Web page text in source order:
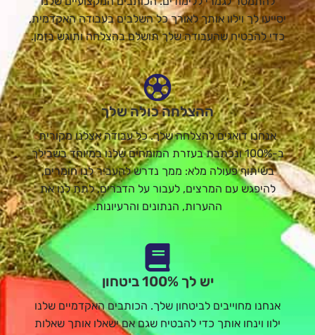
יסייעו לך וילוו אותך לאורך כל השלבים בעבודה האקדמית,
כדי להבטיח שהעבודה שלך תושלם בהצלחה ותוגש בזמן.
ההצלחה כולה שלך
אנחנו דואגים להצלחה שלך. כל עבודה אצלנו מקורית
ב-100% ונכתבת בעזרת המומחים שלנו במיוחד בשבילך
בשיתוף פעולה מלא: ממך נדרש להעביר לנו חומרים,
להיפגש עם המרצים, לעבור על הדברים, לתת לנו את
ההערות, הנתונים והרעיונות.
יש לך 100% ביטחון
אנחנו מחוייבים לביטחון שלך. הכותבים האקדמיים שלנו
ילוו וינחו אותך כדי להבטיח שגם אם ישאלו אותך שאלות